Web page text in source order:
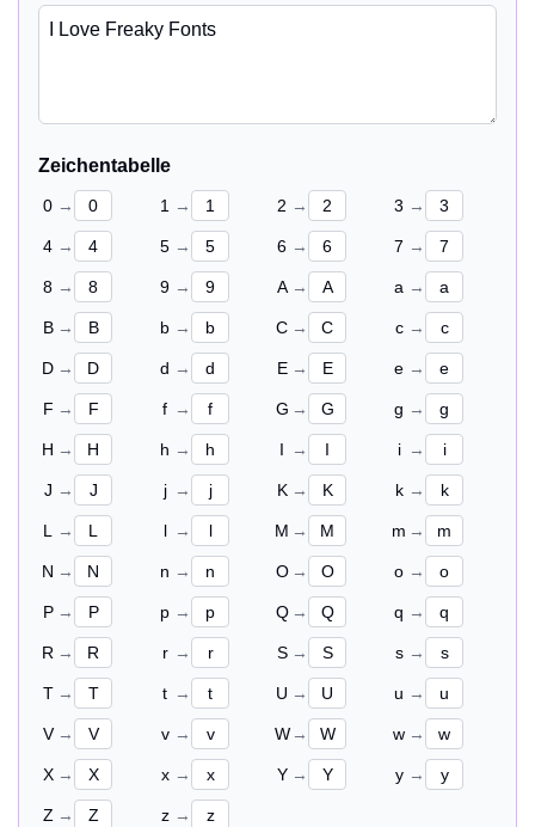
Zeichentabelle
0 → 1 → 2 → 3 →
4 → 5 → 6 → 7 →
8 → 9 → A → a →
B → b → C → c →
D → d → E → e →
F → f → G → g →
H → h → I → i →
J → j → K → k →
L → l → M → m →
N → n → O → o →
P → p → Q → q →
R → r → S → s →
T → t → U → u →
V → v → W → w →
X → x → Y → y →
Z → z →